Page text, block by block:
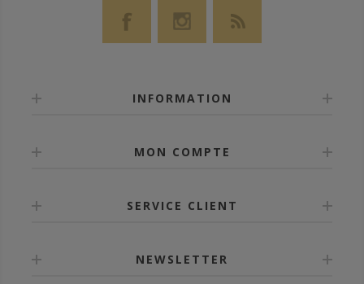
INFORMATION
MON COMPTE
SERVICE CLIENT
NEWSLETTER